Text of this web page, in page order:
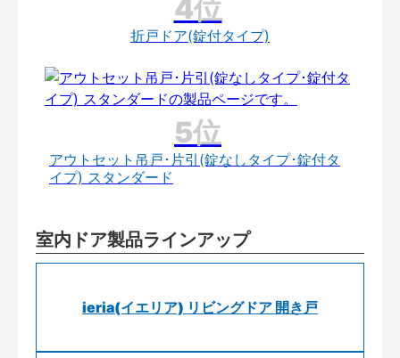
折戸ドア(錠付タイプ)
アウトセット吊戸･片引(錠なしタイプ･錠付タ
イプ) スタンダード
室内ドア製品ラインアップ
ieria(イエリア) リビングドア 開き戸